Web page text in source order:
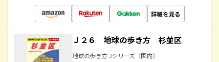
詳細を見る
Ｊ２６ 地球の歩き方 杉並区
地球の歩き方 Jシリーズ（国内）